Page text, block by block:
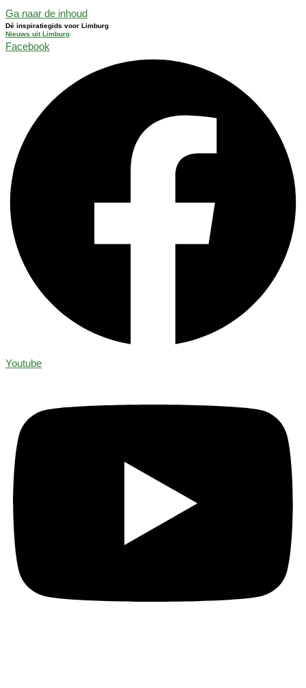
Ga naar de inhoud
Dé inspiratiegids voor Limburg
Nieuws uit Limburg
Facebook
Youtube